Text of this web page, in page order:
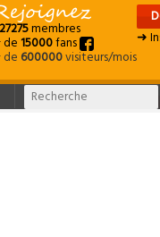
membres
de15000fans
de600000visiteurs/mois
➜